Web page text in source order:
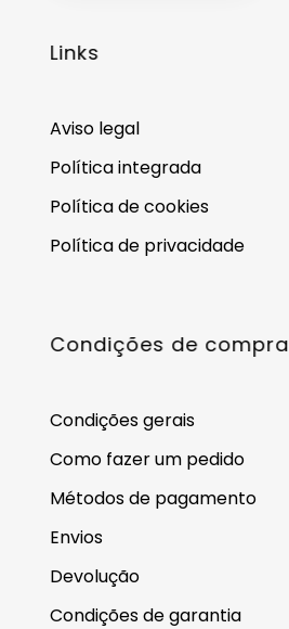
Links
Aviso legal
Política integrada
Política de cookies
Política de privacidade
Condições de compra
Condições gerais
Como fazer um pedido
Métodos de pagamento
Envios
Devolução
Condições de garantia